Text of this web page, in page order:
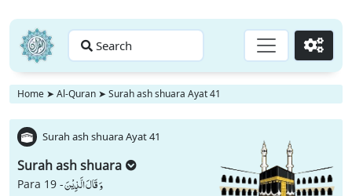
Search Go
Home ➤ Al-Quran ➤ Surah ash shuara Ayat 41
Surah ash shuara Ayat 41
Surah ash shuara
Para 19 -وَ قَالَ الَّذِیْنَ